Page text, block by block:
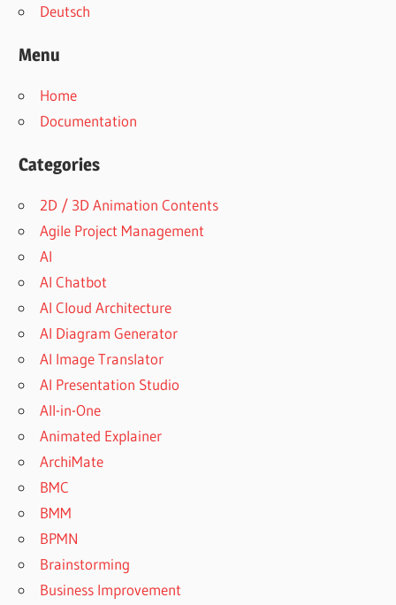
Deutsch
Menu
Home
Documentation
Categories
2D / 3D Animation Contents
Agile Project Management
AI
AI Chatbot
AI Cloud Architecture
AI Diagram Generator
AI Image Translator
AI Presentation Studio
All-in-One
Animated Explainer
ArchiMate
BMC
BMM
BPMN
Brainstorming
Business Improvement